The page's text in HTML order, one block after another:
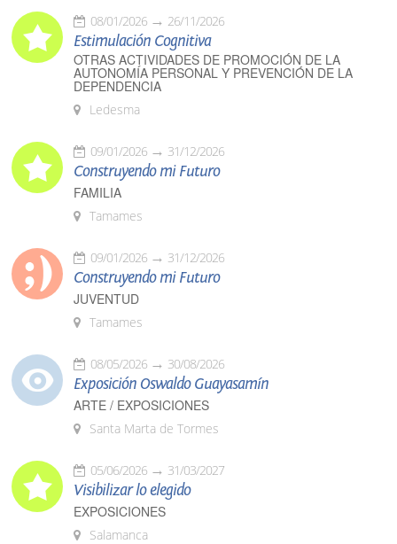
08/01/2026 26/11/2026
Estimulación Cognitiva
OTRAS ACTIVIDADES DE PROMOCIÓN DE LA
AUTONOMÍA PERSONAL Y PREVENCIÓN DE LA
DEPENDENCIA
Ledesma
09/01/2026 31/12/2026
Construyendo mi Futuro
FAMILIA
Tamames
09/01/2026 31/12/2026
Construyendo mi Futuro
JUVENTUD
Tamames
08/05/2026 30/08/2026
Exposición Oswaldo Guayasamín
ARTE / EXPOSICIONES
Santa Marta de Tormes
05/06/2026 31/03/2027
Visibilizar lo elegido
EXPOSICIONES
Salamanca